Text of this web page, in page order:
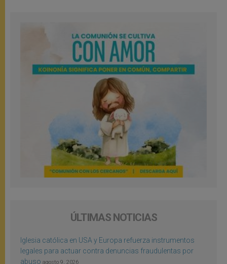
ÚLTIMAS NOTICIAS
Iglesia católica en USA y Europa refuerza instrumentos
legales para actuar contra denuncias fraudulentas por
abuso agosto 9, 2026